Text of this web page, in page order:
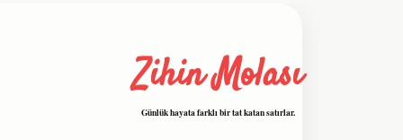
Zihin Molası
Günlük hayata farklı bir tat katan satırlar.